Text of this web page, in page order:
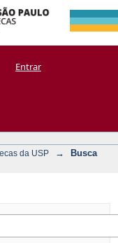
Entrar
da USP →
Busca